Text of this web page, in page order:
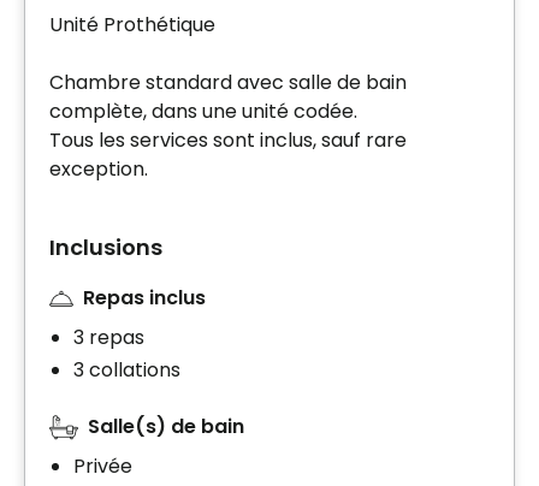
Unité Prothétique
Chambre standard avec salle de bain
complète, dans une unité codée.
Tous les services sont inclus, sauf rare
exception.
Inclusions
Repas inclus
3 repas
3 collations
Salle(s) de bain
Privée